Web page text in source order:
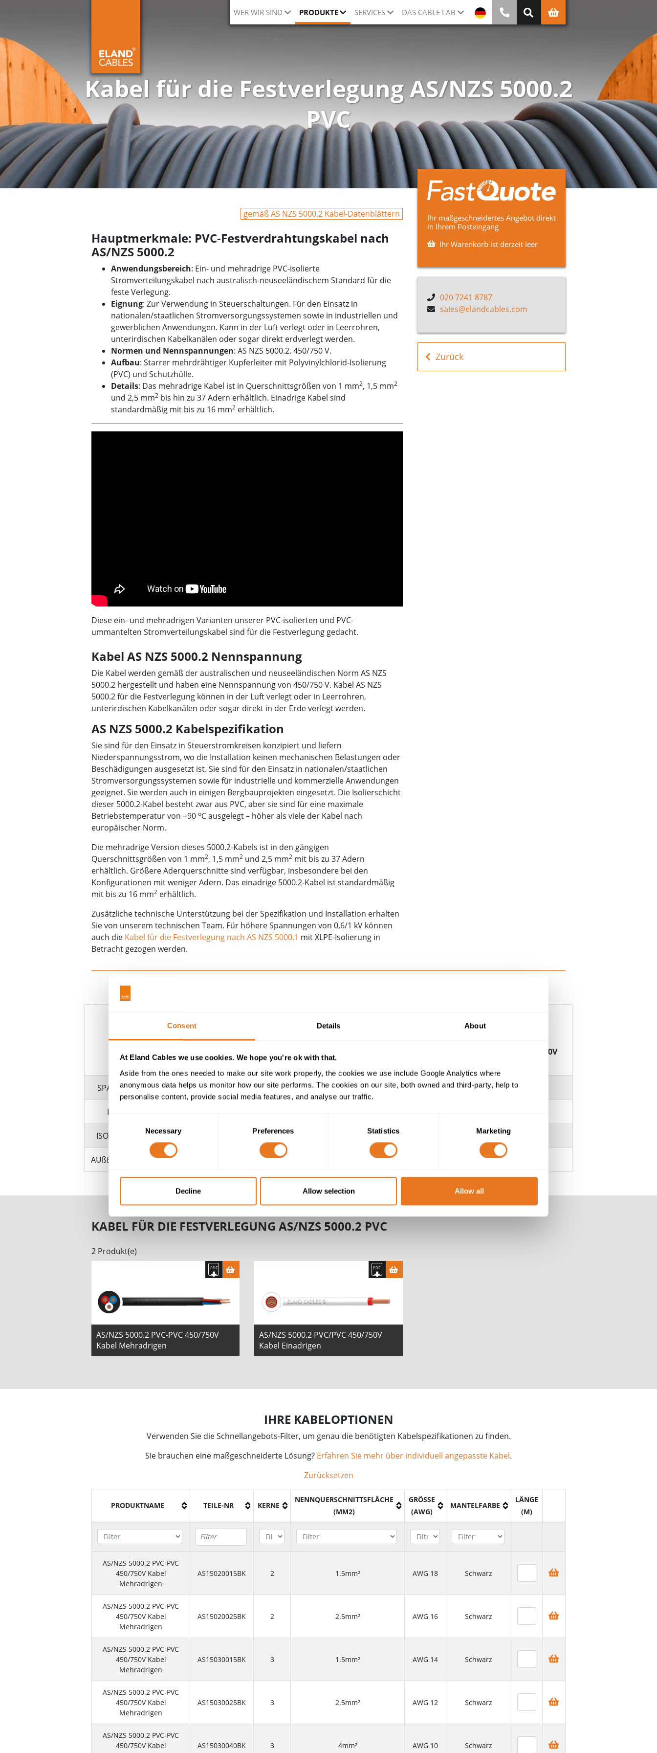
Consent Details About
At Eland Cables we use cookies. We hope you're ok with that.
Aside from the ones needed to make our site work properly, the cookies we use include Google Analytics where
anonymous data helps us monitor how our site performs. The cookies on our site, both owned and third-party, help to
personalise content, provide social media features, and analyse our traffic.
Necessary Preferences Statistics Marketing
Decline Allow selection Allow all
WER WIR SIND PRODUKTE SERVICES DAS CABLE LAB
Kabel für die Festverlegung AS/NZS 5000.2
PVC
gemäß AS NZS 5000.2 Kabel-Datenblättern
Hauptmerkmale: PVC-Festverdrahtungskabel nach
AS/NZS 5000.2
Anwendungsbereich: Ein- und mehradrige PVC-isolierte
Stromverteilungskabel nach australisch-neuseeländischem Standard für die
feste Verlegung.
Eignung: Zur Verwendung in Steuerschaltungen. Für den Einsatz in
nationalen/staatlichen Stromversorgungssystemen sowie in industriellen und
gewerblichen Anwendungen. Kann in der Luft verlegt oder in Leerrohren,
unterirdischen Kabelkanälen oder sogar direkt erdverlegt werden.
Normen und Nennspannungen: AS NZS 5000.2. 450/750 V.
Aufbau: Starrer mehrdrähtiger Kupferleiter mit Polyvinylchlorid-Isolierung
(PVC) und Schutzhülle.
Details: Das mehradrige Kabel ist in Querschnittsgrößen von 1 mm2, 1,5 mm2
und 2,5 mm2 bis hin zu 37 Adern erhältlich. Einadrige Kabel sind
standardmäßig mit bis zu 16 mm2 erhältlich.
Diese ein- und mehradrigen Varianten unserer PVC-isolierten und PVC-
ummantelten Stromverteilungskabel sind für die Festverlegung gedacht.
Kabel AS NZS 5000.2 Nennspannung
Die Kabel werden gemäß der australischen und neuseeländischen Norm AS NZS
5000.2 hergestellt und haben eine Nennspannung von 450/750 V. Kabel AS NZS
5000.2 für die Festverlegung können in der Luft verlegt oder in Leerrohren,
unterirdischen Kabelkanälen oder sogar direkt in der Erde verlegt werden.
AS NZS 5000.2 Kabelspezifikation
Sie sind für den Einsatz in Steuerstromkreisen konzipiert und liefern
Niederspannungsstrom, wo die Installation keinen mechanischen Belastungen oder
Beschädigungen ausgesetzt ist. Sie sind für den Einsatz in nationalen/staatlichen
Stromversorgungssystemen sowie für industrielle und kommerzielle Anwendungen
geeignet. Sie werden auch in einigen Bergbauprojekten eingesetzt. Die Isolierschicht
dieser 5000.2-Kabel besteht zwar aus PVC, aber sie sind für eine maximale
Betriebstemperatur von +90 oC ausgelegt – höher als viele der Kabel nach
europäischer Norm.
Die mehradrige Version dieses 5000.2-Kabels ist in den gängigen
Querschnittsgrößen von 1 mm2, 1,5 mm2 und 2,5 mm2 mit bis zu 37 Adern
erhältlich. Größere Aderquerschnitte sind verfügbar, insbesondere bei den
Konfigurationen mit weniger Adern. Das einadrige 5000.2-Kabel ist standardmäßig
mit bis zu 16 mm2 erhältlich.
Zusätzliche technische Unterstützung bei der Spezifikation und Installation erhalten
Sie von unserem technischen Team. Für höhere Spannungen von 0,6/1 kV können
auch die Kabel für die Festverlegung nach AS NZS 5000.1 mit XLPE-Isolierung in
Betracht gezogen werden.
Ihr maßgeschneidertes Angebot direkt
in Ihrem Posteingang
Ihr Warenkorb ist derzeit leer
020 7241 8787
sales@elandcables.com
Zurück
KABEL
SINGLE CORE AS/NZS 5000.2 PVC/PVC 450/750V
SPANNUNG 450/750 V
LEITER
ISOLIERUNG PVC-90 (Polyvinylchlorid) PVC-90 (Polyvinylchlorid) - Red or Black
AUßENMANTEL PVC (Polyvinylchlorid)
KABEL FÜR DIE FESTVERLEGUNG AS/NZS 5000.2 PVC
2 Produkt(e)
AS/NZS 5000.2 PVC-PVC 450/750V
Kabel Mehradrigen
AS/NZS 5000.2 PVC/PVC 450/750V
Kabel Einadrigen
IHRE KABELOPTIONEN
Verwenden Sie die Schnellangebots-Filter, um genau die benötigten Kabelspezifikationen zu finden.
Sie brauchen eine maßgeschneiderte Lösung? Erfahren Sie mehr über individuell angepasste Kabel.
Zurücksetzen
PRODUKTNAME TEILE-NR KERNE
NENNQUERSCHNITTSFLÄCHE
(MM2)
GRÖSSE (
AWG)
MANTELFARBE
LÄNGE
(M)
AS/NZS 5000.2 PVC-PVC
450/750V Kabel
Mehradrigen
AS15020015BK 2 1.5mm² AWG 18 Schwarz
AS/NZS 5000.2 PVC-PVC
450/750V Kabel
Mehradrigen
AS15020025BK 2 2.5mm² AWG 16 Schwarz
AS/NZS 5000.2 PVC-PVC
450/750V Kabel
Mehradrigen
AS15030015BK 3 1.5mm² AWG 14 Schwarz
AS/NZS 5000.2 PVC-PVC
450/750V Kabel
Mehradrigen
AS15030025BK 3 2.5mm² AWG 12 Schwarz
AS/NZS 5000.2 PVC-PVC
450/750V Kabel
AS15030040BK 3 4mm² AWG 10 Schwarz